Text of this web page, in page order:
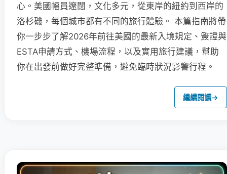
心。美國幅員遼闊，文化多元，從東岸的紐約到西岸的
洛杉磯，每個城市都有不同的旅行體驗。 本篇指南將帶
你一步步了解2026年前往美國的最新入境規定、簽證與
ESTA申請方式、機場流程，以及實用旅行建議，幫助
你在出發前做好完整準備，避免臨時狀況影響行程。
繼續閱讀→